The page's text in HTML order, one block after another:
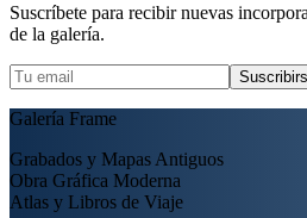
Suscríbete para recibir nuevas
de la galería.
Galería Frame
Grabados y Mapas Antiguos
Obra Gráfica Moderna
Atlas y Libros de Viaje